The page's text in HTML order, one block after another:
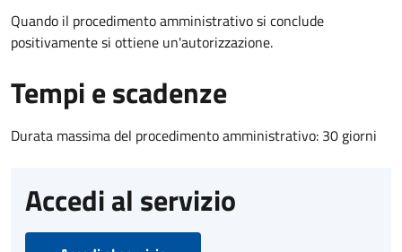
Quando il procedimento amministrativo si conclude
positivamente si ottiene un'autorizzazione.
Tempi e scadenze
Durata massima del procedimento amministrativo: 30 giorni
Accedi al servizio